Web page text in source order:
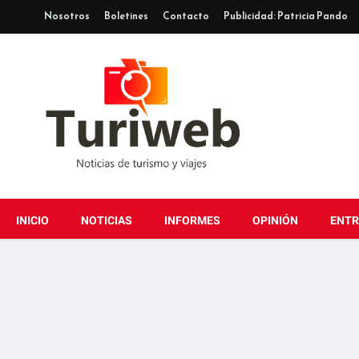
Nosotros Boletines Contacto Publicidad: Patricia Pando
INICIO NOTICIAS INFORMES OPINIÓN